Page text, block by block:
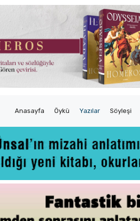
Anasayfa Öykü Yazılar Söyleşi